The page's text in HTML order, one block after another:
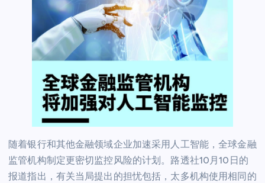
随着银行和其他金融领域企业加速采用人工智能，全球金融
监管机构制定更密切监控风险的计划。路透社10月10日的
报道指出，有关当局提出的担忧包括，太多机构使用相同的